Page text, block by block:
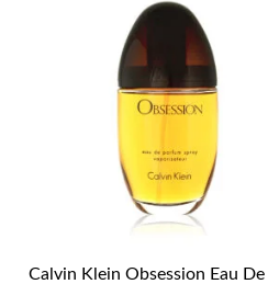
Calvin Klein Obsession Eau De